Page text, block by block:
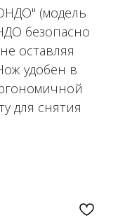
(модель
безопасно
оставляя
удобен в
для снятия